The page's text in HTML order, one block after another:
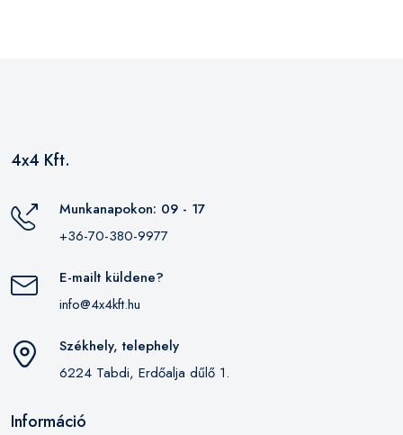
4x4 Kft.
Munkanapokon: 09 - 17
+36-70-380-9977
E-mailt küldene?
info@4x4kft.hu
Székhely, telephely
6224 Tabdi, Erdőalja dűlő 1.
Információ